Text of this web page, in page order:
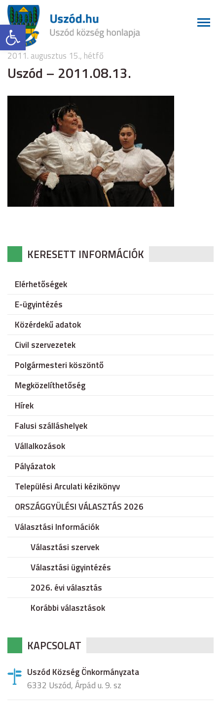
Eszköztár megnyitása
2011. augusztus 15., hétfő
Uszód – 2011.08.13.
KERESETT INFORMÁCIÓK
Elérhetőségek
E-ügyintézés
Közérdekű adatok
Civil szervezetek
Polgármesteri köszöntő
Megközelíthetőség
Hírek
Falusi szálláshelyek
Vállalkozások
Pályázatok
Települési Arculati kézikönyv
ORSZÁGGYÜLÉSI VÁLASZTÁS 2026
Választási Információk
Választási szervek
Választási ügyintézés
2026. évi választás
Korábbi választások
KAPCSOLAT
Uszód Község Önkormányzata
6332 Uszód, Árpád u. 9. sz